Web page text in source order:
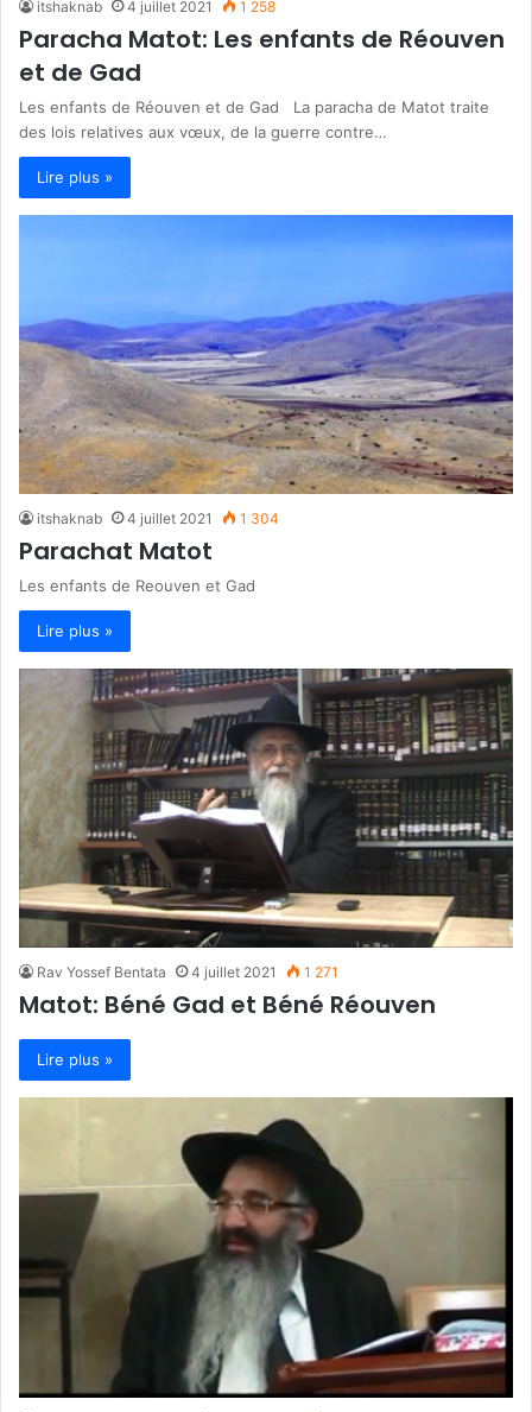
itshaknab 4 juillet 2021 1 258
Paracha Matot: Les enfants de Réouven
et de Gad
Les enfants de Réouven et de Gad La paracha de Matot traite
des lois relatives aux vœux, de la guerre contre…
Lire plus »
itshaknab 4 juillet 2021 1 304
Parachat Matot
Les enfants de Reouven et Gad
Lire plus »
Rav Yossef Bentata 4 juillet 2021 1 271
Matot: Béné Gad et Béné Réouven
Lire plus »